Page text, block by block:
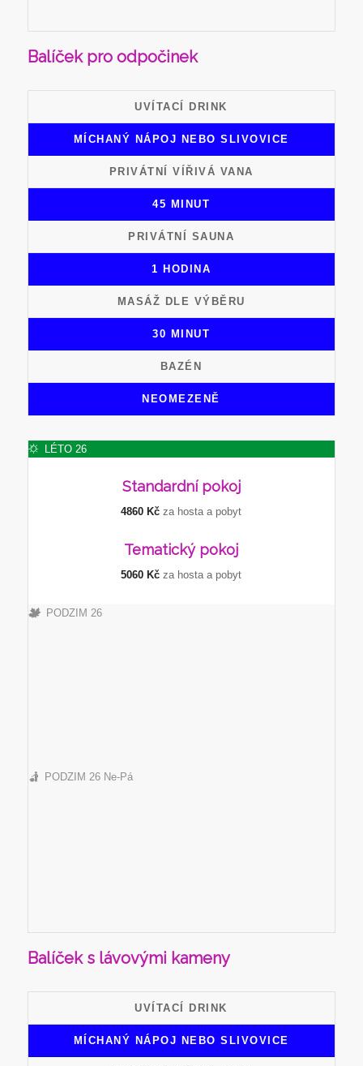
Balíček pro odpočinek
UVÍTACÍ DRINK
MÍCHANÝ NÁPOJ NEBO SLIVOVICE
PRIVÁTNÍ VÍŘIVÁ VANA
45 MINUT
PRIVÁTNÍ SAUNA
1 HODINA
MASÁŽ DLE VÝBĚRU
30 MINUT
BAZÉN
NEOMEZENĚ
LÉTO 26
Standardnípokoj
4860 Kč za hosta a pobyt
Tematickýpokoj
5060 Kč za hosta a pobyt
PODZIM 26
PODZIM 26 Ne-Pá
Balíček s lávovými kameny
UVÍTACÍ DRINK
MÍCHANÝ NÁPOJ NEBO SLIVOVICE